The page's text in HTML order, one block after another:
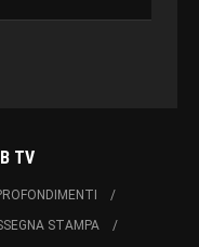
TV
STAMPA